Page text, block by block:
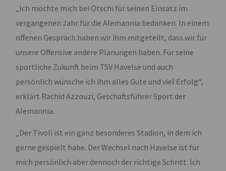
„Ich möchte mich bei Otschi für seinen Einsatz im
vergangenen Jahr für die Alemannia bedanken. In einem
offenen Gespräch haben wir ihm mitgeteilt, dass wir für
unsere Offensive andere Planungen haben. Für seine
sportliche Zukunft beim TSV Havelse und auch
persönlich wünsche ich ihm alles Gute und viel Erfolg“,
erklärt Rachid Azzouzi, Geschäftsführer Sport der
Alemannia.
„Der Tivoli ist ein ganz besonderes Stadion, in dem ich
gerne gespielt habe. Der Wechsel nach Havelse ist für
mich persönlich aber dennoch der richtige Schritt. Ich